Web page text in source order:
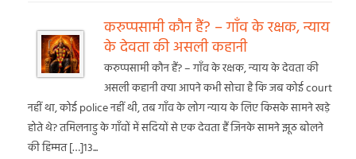
करुप्पसामी कौन हैं? – गाँव के रक्षक, न्याय
के देवता की असली कहानी
करुप्पसामी कौन हैं? – गाँव के रक्षक, न्याय के देवता की
असली कहानी क्या आपने कभी सोचा है कि जब कोई court
नहीं था, कोई police नहीं थी, तब गाँव के लोग न्याय के लिए किसके सामने खड़े
होते थे? तमिलनाडु के गाँवों में सदियों से एक देवता हैं जिनके सामने झूठ बोलने
की हिम्मत […]13...